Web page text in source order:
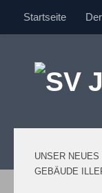
Unter dem Inhalt
Startseite
UNSER
GEBÄUDE